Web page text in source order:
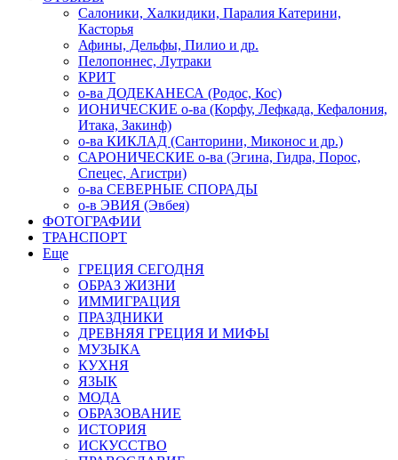
Салоники, Халкидики, Паралия Катерини,
Касторья
Афины, Дельфы, Пилио и др.
Пелопоннес, Лутраки
КРИТ
о-ва ДОДЕКАНЕСА (Родос, Кос)
ИОНИЧЕСКИЕ о-ва (Корфу, Лефкада, Кефалония,
Итака, Закинф)
о-ва КИКЛАД (Санторини, Миконос и др.)
САРОНИЧЕСКИЕ о-ва (Эгина, Гидра, Порос,
Спецес, Агистри)
о-ва СЕВЕРНЫЕ СПОРАДЫ
о-в ЭВИЯ (Эвбея)
ФОТОГРАФИИ
ТРАНСПОРТ
Еще
ГРЕЦИЯ СЕГОДНЯ
ОБРАЗ ЖИЗНИ
ИММИГРАЦИЯ
ПРАЗДНИКИ
ДРЕВНЯЯ ГРЕЦИЯ И МИФЫ
МУЗЫКА
КУХНЯ
ЯЗЫК
МОДА
ОБРАЗОВАНИЕ
ИСТОРИЯ
ИСКУССТВО